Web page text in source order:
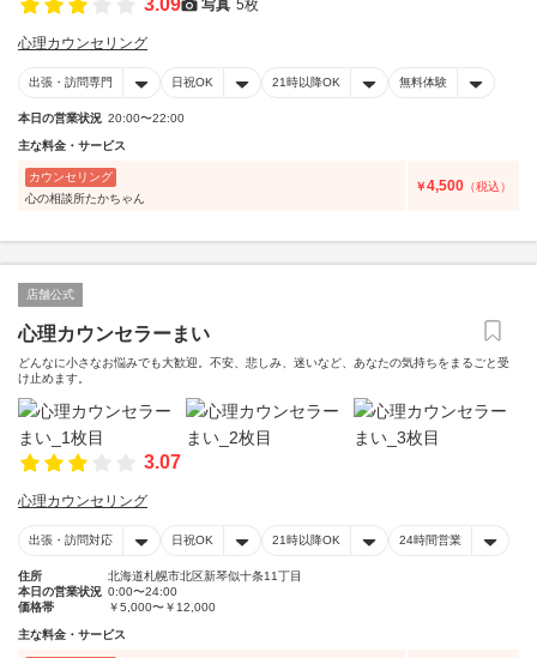
3.09 写真 5枚
心理カウンセリング
出張・訪問専門 日祝OK 21時以降OK 無料体験
本日の営業状況 20:00〜22:00
主な料金・サービス
カウンセリング
心の相談所たかちゃん
￥4,500 （税込）
店舗公式
心理カウンセラーまい
どんなに小さなお悩みでも大歓迎。不安、悲しみ、迷いなど、あなたの気持ちをまるごと受
け止めます。
3.07
心理カウンセリング
出張・訪問対応 日祝OK 21時以降OK 24時間営業
住所
北海道札幌市北区新琴似十条11丁目
本日の営業状況 0:00〜24:00
価格帯
￥5,000〜￥12,000
主な料金・サービス